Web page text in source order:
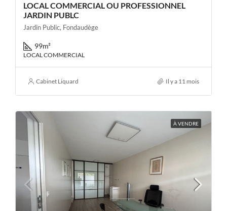
LOCAL COMMERCIAL OU PROFESSIONNEL
JARDIN PUBLC
Jardin Public, Fondaudège
99m²
LOCAL COMMERCIAL
Cabinet Liquard Il y a 11 mois
À VENDRE